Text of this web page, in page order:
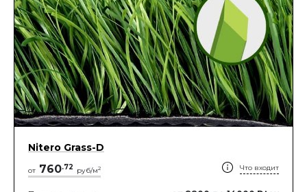
Nitero Grass-D
от 760.72 руб/м2 Что входит